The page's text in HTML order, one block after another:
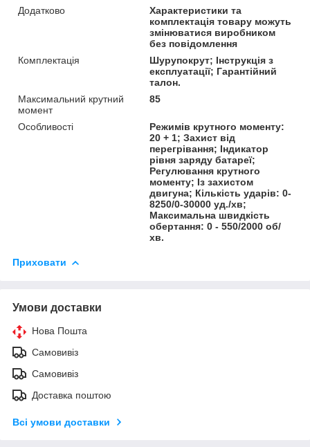
Додатково
Характеристики та
комплектація товару можуть
змінюватися виробником
без повідомлення
Комплектація
Шурупокрут; Інструкція з
експлуатації; Гарантійний
талон.
Максимальний крутний
момент
85
Особливості
Режимів крутного моменту:
20 + 1; Захист від
перегрівання; Індикатор
рівня заряду батареї;
Регулювання крутного
моменту; Із захистом
двигуна; Кількість ударів: 0-
8250/0-30000 уд./хв;
Максимальна швидкість
обертання: 0 - 550/2000 об/
хв.
Приховати
Умови доставки
Нова Пошта
Самовивіз
Самовивіз
Доставка поштою
Всі умови доставки